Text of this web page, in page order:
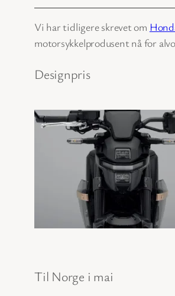
Vi har tidligere skrevet om
motorsykkelprodusent nå for
Designpris
Til Norge i mai